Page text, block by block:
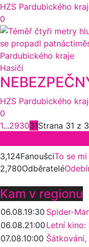
HZS Pardubického
0
Hasiči
HZS Pardubického
0
1...293031Strana 31 z
3,124FanoušciTo se
2,780Odběratelé
Kam v regionu
06.08.19:30 Spider-
06.08.21:00 Letní kino:
07.08.10:00